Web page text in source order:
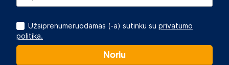
Užsiprenumeruodamas (-a) sutinku su privatumo
politika.
Noriu